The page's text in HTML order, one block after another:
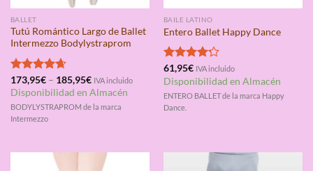
BALLET
Tutú Romántico Largo de Ballet
Intermezzo Bodylystraprom
Valorado
con4.67
de 5
173,95€– 185,95€ IVA incluido
Disponibilidad en Almacén
BODYLYSTRAPROM de la marca
Intermezzo
BAILE LATINO
Entero Ballet Happy Dance
Valorado
con4.20
61,95€ IVA incluido
Disponibilidad en Almacén
ENTERO BALLET de la marca Happy
Dance.